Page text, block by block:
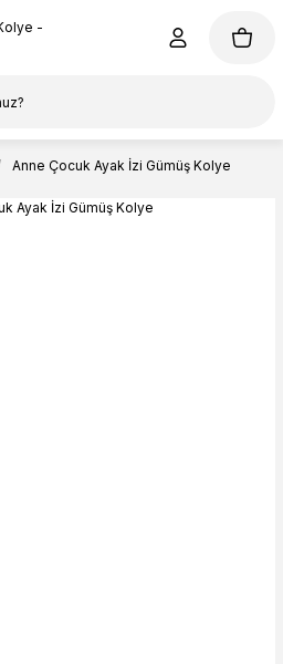
Anne Çocuk Ayak İzi Gümüş Kolye